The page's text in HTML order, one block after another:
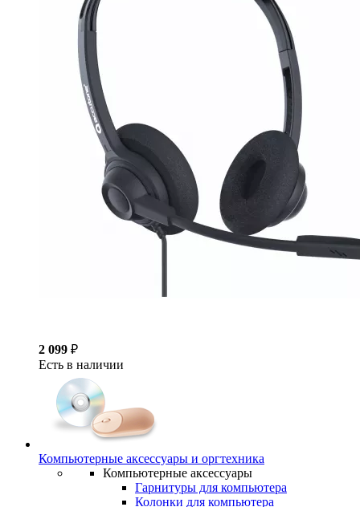
2 099 ₽
Есть в наличии
Компьютерные аксессуары и оргтехника
Компьютерные аксессуары
Гарнитуры для компьютера
Колонки для компьютера